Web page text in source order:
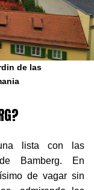
de las
Bamberg. En
de vagar sin
admirando las